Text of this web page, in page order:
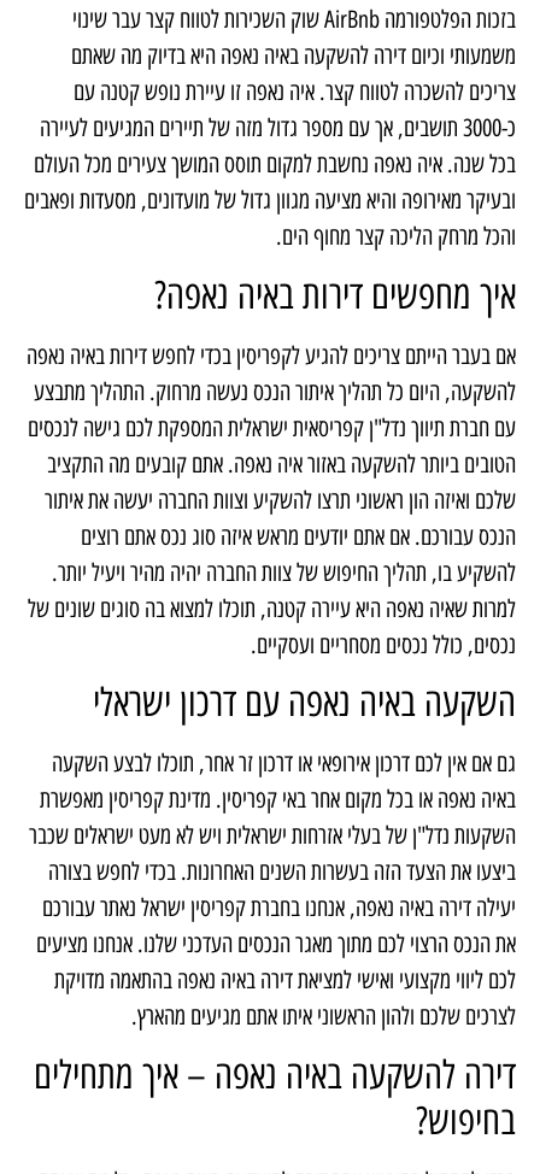
בזכות הפלטפורמה AirBnb שוק השכירות לטווח קצר עבר שינוי
משמעותי וכיום דירה להשקעה באיה נאפה היא בדיוק מה שאתם
צריכים להשכרה לטווח קצר. איה נאפה זו עיירת נופש קטנה עם
כ-3000 תושבים, אך עם מספר גדול מזה של תיירים המגיעים לעיירה
בכל שנה. איה נאפה נחשבת למקום תוסס המושך צעירים מכל העולם
ובעיקר מאירופה והיא מציעה מגוון גדול של מועדונים, מסעדות ופאבים
והכל מרחק הליכה קצר מחוף הים.
איך מחפשים דירות באיה נאפה?
אם בעבר הייתם צריכים להגיע לקפריסין בכדי לחפש דירות באיה נאפה
להשקעה, היום כל תהליך איתור הנכס נעשה מרחוק. התהליך מתבצע
עם חברת תיווך נדל"ן קפריסאית ישראלית המספקת לכם גישה לנכסים
הטובים ביותר להשקעה באזור איה נאפה. אתם קובעים מה התקציב
שלכם ואיזה הון ראשוני תרצו להשקיע וצוות החברה יעשה את איתור
הנכס עבורכם. אם אתם יודעים מראש איזה סוג נכס אתם רוצים
להשקיע בו, תהליך החיפוש של צוות החברה יהיה מהיר ויעיל יותר.
למרות שאיה נאפה היא עיירה קטנה, תוכלו למצוא בה סוגים שונים של
נכסים, כולל נכסים מסחריים ועסקיים.
השקעה באיה נאפה עם דרכון ישראלי
גם אם אין לכם דרכון אירופאי או דרכון זר אחר, תוכלו לבצע השקעה
באיה נאפה או בכל מקום אחר באי קפריסין. מדינת קפריסין מאפשרת
השקעות נדל"ן של בעלי אזרחות ישראלית ויש לא מעט ישראלים שכבר
ביצעו את הצעד הזה בעשרות השנים האחרונות. בכדי לחפש בצורה
יעילה דירה באיה נאפה, אנחנו בחברת קפריסין ישראל נאתר עבורכם
את הנכס הרצוי לכם מתוך מאגר הנכסים העדכני שלנו. אנחנו מציעים
לכם ליווי מקצועי ואישי למציאת דירה באיה נאפה בהתאמה מדויקת
לצרכים שלכם ולהון הראשוני איתו אתם מגיעים מהארץ.
דירה להשקעה באיה נאפה – איך מתחילים
בחיפוש?